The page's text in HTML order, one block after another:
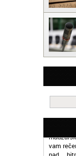
Matjaž
Lahko
Oxford,
vam
nad